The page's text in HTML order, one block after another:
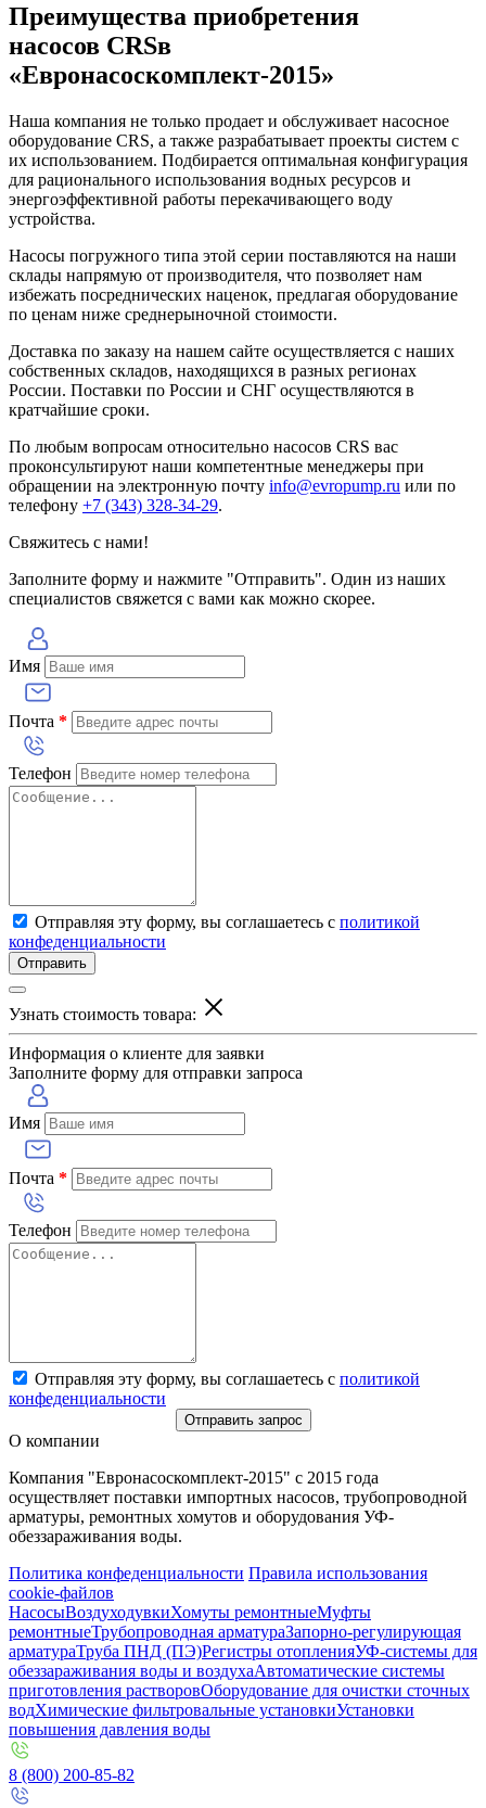
Преимущества приобретения
насосов CRSв
«Евронасоскомплект-2015»
Наша компания не только продает и обслуживает насосное
оборудование CRS, а также разрабатывает проекты систем с
их использованием. Подбирается оптимальная конфигурация
для рационального использования водных ресурсов и
энергоэффективной работы перекачивающего воду
устройства.
Насосы погружного типа этой серии поставляются на наши
склады напрямую от производителя, что позволяет нам
избежать посреднических наценок, предлагая оборудование
по ценам ниже среднерыночной стоимости.
Доставка по заказу на нашем сайте осуществляется с наших
собственных складов, находящихся в разных регионах
России. Поставки по России и СНГ осуществляются в
кратчайшие сроки.
По любым вопросам относительно насосов CRS вас
проконсультируют наши компетентные менеджеры при
обращении на электронную почту info@evropump.ru или по
телефону +7 (343) 328-34-29.
Свяжитесь с нами!
Заполните форму и нажмите "Отправить". Один из наших
специалистов свяжется с вами как можно скорее.
Имя
Почта *
Телефон
Отправляя эту форму, вы соглашаетесь с политикой
конфеденциальности
Отправить
Узнать стоимость товара:
Информация о клиенте для заявки
Заполните форму для отправки запроса
Имя
Почта *
Телефон
Отправляя эту форму, вы соглашаетесь с политикой
конфеденциальности
Отправить запрос
О компании
Компания "Евронасоскомплект-2015" с 2015 года
осуществляет поставки импортных насосов, трубопроводной
арматуры, ремонтных хомутов и оборудования УФ-
обеззараживания воды.
Политика конфеденциальности Правила использования
cookie-файлов
НасосыВоздуходувкиХомуты ремонтныеМуфты
ремонтныеТрубопроводная арматураЗапорно-регулирующая
арматураТруба ПНД (ПЭ)Регистры отопленияУФ-системы для
обеззараживания воды и воздухаАвтоматические системы
приготовления растворовОборудование для очистки сточных
водХимические фильтровальные установкиУстановки
повышения давления воды
8 (800) 200-85-82